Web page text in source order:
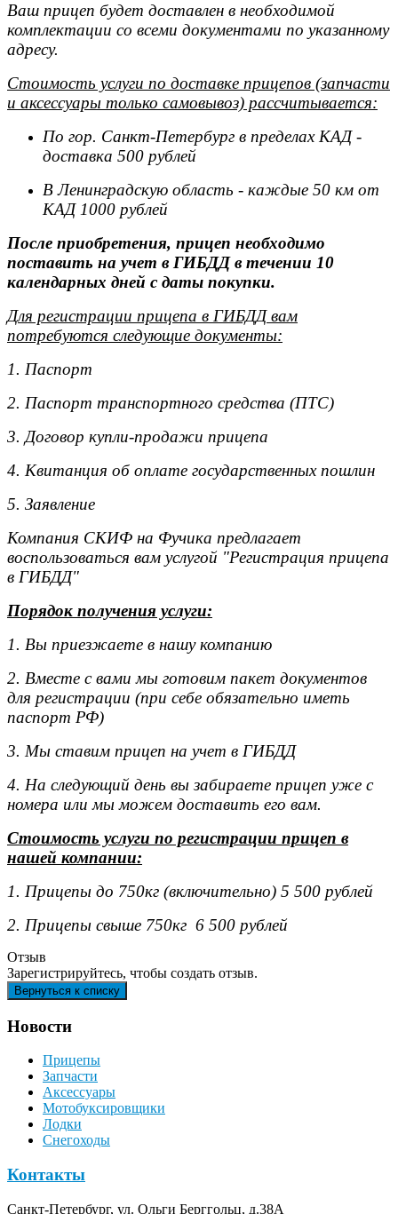
Ваш прицеп будет доставлен в необходимой
комплектации со всеми документами по указанному
адресу.
Стоимость услуги по доставке прицепов (запчасти
и аксессуары только самовывоз) рассчитывается:
По гор. Санкт-Петербург в пределах КАД -
доставка 500 рублей
В Ленинградскую область - каждые 50 км от
КАД 1000 рублей
После приобретения, прицеп необходимо
поставить на учет в ГИБДД в течении 10
календарных дней с даты покупки.
Для регистрации прицепа в ГИБДД вам
потребуются следующие документы:
1. Паспорт
2. Паспорт транспортного средства (ПТС)
3. Договор купли-продажи прицепа
4. Квитанция об оплате государственных пошлин
5. Заявление
Компания СКИФ на Фучика предлагает
воспользоваться вам услугой "Регистрация прицепа
в ГИБДД"
Порядок получения услуги:
1. Вы приезжаете в нашу компанию
2. Вместе с вами мы готовим пакет документов
для регистрации (при себе обязательно иметь
паспорт РФ)
3. Мы ставим прицеп на учет в ГИБДД
4. На следующий день вы забираете прицеп уже с
номера или мы можем доставить его вам.
Стоимость услуги по регистрации прицеп в
нашей компании:
1. Прицепы до 750кг (включительно) 5 500 рублей
2. Прицепы свыше 750кг 6 500 рублей
Отзыв
Зарегистрируйтесь, чтобы создать отзыв.
Новости
Прицепы
Запчасти
Аксессуары
Мотобуксировщики
Лодки
Снегоходы
Контакты
Санкт-Петербург, ул. Ольги Берггольц, д.38А